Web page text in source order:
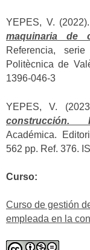
YEPES, V. (2022).
maquinaria de
Referencia,
Politècnica de
1396-046-3
YEPES, V.
construcción.
Académica.
562 pp. Ref. 376.
Curso:
Curso de gestión
empleada en la